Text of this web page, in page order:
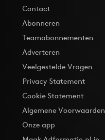
Contact
Abonneren
Teamabonnementen
Adverteren
Veelgestelde Vragen
Privacy Statement
Cookie Statement
Algemene Voorwaarden
Onze app